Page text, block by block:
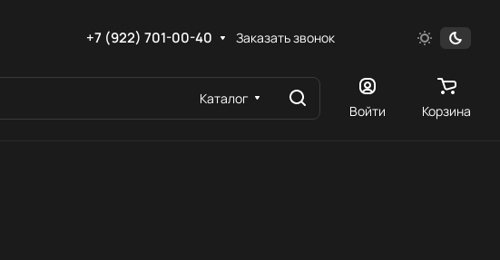
+7 (922) 701-00-40 Заказать звонок
Каталог
Войти Корзина